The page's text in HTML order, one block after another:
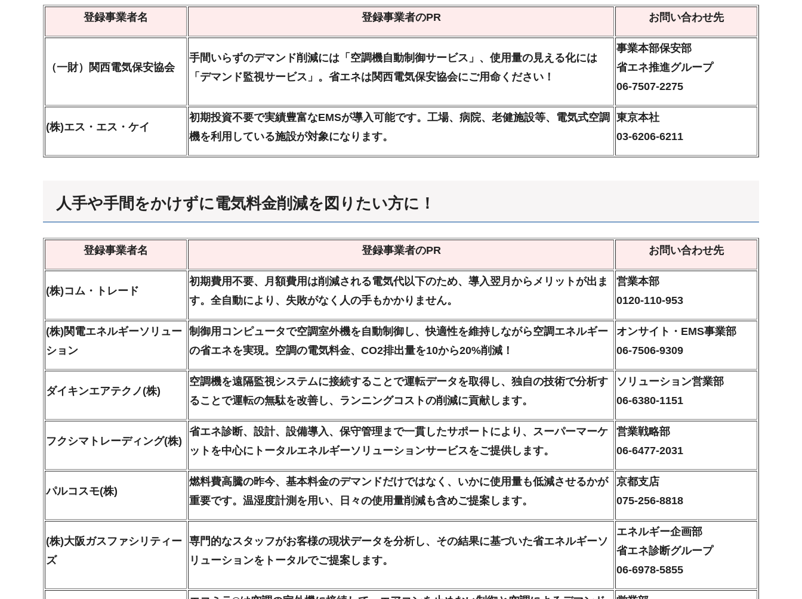
登録事業者名 登録事業者のPR お問い合わせ先
（一財）関西電気保安協会
手間いらずのデマンド削減には「空調機自動制御サービス」、使用量の見える化には
「デマンド監視サービス」。省エネは関西電気保安協会にご用命ください！
事業本部保安部
省エネ推進グループ
06-7507-2275
(株)エス・エス・ケイ
初期投資不要で実績豊富なEMSが導入可能です。工場、病院、老健施設等、電気式空調
機を利用している施設が対象になります。
東京本社
03-6206-6211
人手や手間をかけずに電気料金削減を図りたい方に！
登録事業者名 登録事業者のPR お問い合わせ先
(株)コム・トレード
初期費用不要、月額費用は削減される電気代以下のため、導入翌月からメリットが出ま
す。全自動により、失敗がなく人の手もかかりません。
営業本部
0120-110-953
(株)関電エネルギーソリュー
ション
制御用コンピュータで空調室外機を自動制御し、快適性を維持しながら空調エネルギー
の省エネを実現。空調の電気料金、CO2排出量を10から20%削減！
オンサイト・EMS事業部
06-7506-9309
ダイキンエアテクノ(株)
空調機を遠隔監視システムに接続することで運転データを取得し、独自の技術で分析す
ることで運転の無駄を改善し、ランニングコストの削減に貢献します。
ソリューション営業部
06-6380-1151
フクシマトレーディング(株)
省エネ診断、設計、設備導入、保守管理まで一貫したサポートにより、スーパーマーケ
ットを中心にトータルエネルギーソリューションサービスをご提供します。
営業戦略部
06-6477-2031
パルコスモ(株)
燃料費高騰の昨今、基本料金のデマンドだけではなく、いかに使用量も低減させるかが
重要です。温湿度計測を用い、日々の使用量削減も含めご提案します。
京都支店
075-256-8818
(株)大阪ガスファシリティー
ズ
専門的なスタッフがお客様の現状データを分析し、その結果に基づいた省エネルギーソ
リューションをトータルでご提案します。
エネルギー企画部
省エネ診断グループ
06-6978-5855